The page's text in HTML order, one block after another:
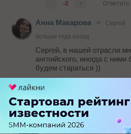
-2 Ответить
Анна Макарова
Сергей
больше года назад
Сергей, в нашей отрасли
английского, иногда с
будем стараться ))
Игорь Мансуров
больше года назад